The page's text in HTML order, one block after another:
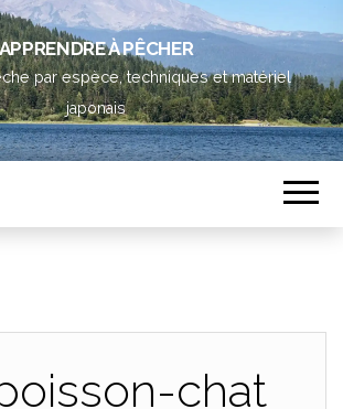
À PÊCHER
par espèce, techniques et matériel
japonais
chat